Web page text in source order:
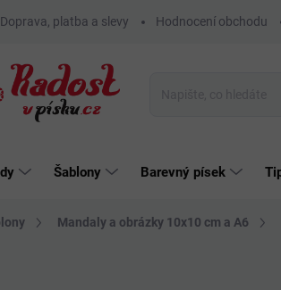
Doprava, platba a slevy Hodnocení obchodu
Šablony Barevný písek
Mandaly a obrázky 10x10 cm a A6